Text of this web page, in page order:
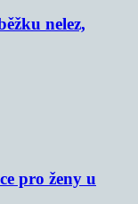
nelez,
pro ženy u